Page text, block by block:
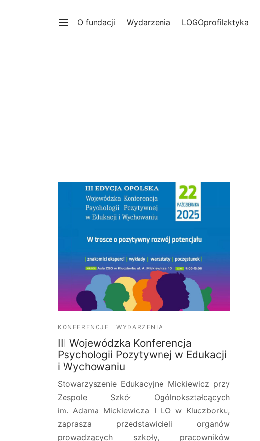
O fundacji Wydarzenia LOGOprofilaktyka
KONFERENCJE WYDARZENIA
III Wojewódzka Konferencja
Psychologii Pozytywnej w Edukacji
i Wychowaniu
Stowarzyszenie Edukacyjne Mickiewicz przy
Zespole Szkół Ogólnokształcących
im. Adama Mickiewicza I LO w Kluczborku,
zaprasza przedstawicieli organów
prowadzących szkoły, pracowników